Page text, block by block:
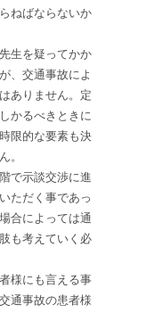
ねばならないか
生を疑ってかか
、交通事故によ
ありません。定
かるべきときに
限的な要素も決
。
で示談交渉に進
ただく事であっ
合によっては通
も考えていく必
様にも言える事
通事故の患者様